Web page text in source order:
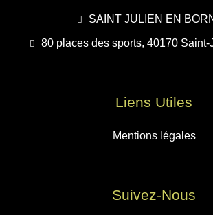
SAINT JULIEN EN
80 places des sports, 40170
Liens Utiles
Mentions légales
Suivez-Nous